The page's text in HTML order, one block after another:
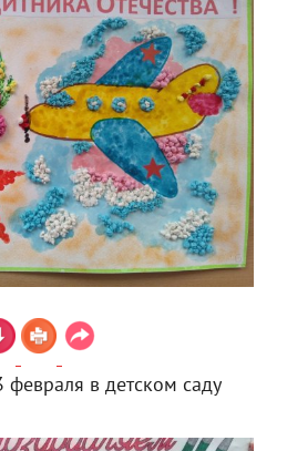
февраля в детском саду